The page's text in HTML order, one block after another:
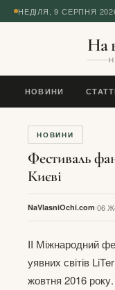
НЕДІЛЯ, 9 СЕРПНЯ
На
НОВИНИ
НОВИНИ
Фестиваль
Києві
NaVlasniOchi.com 06
II Міжнародний
уявних світів
жовтня 2016